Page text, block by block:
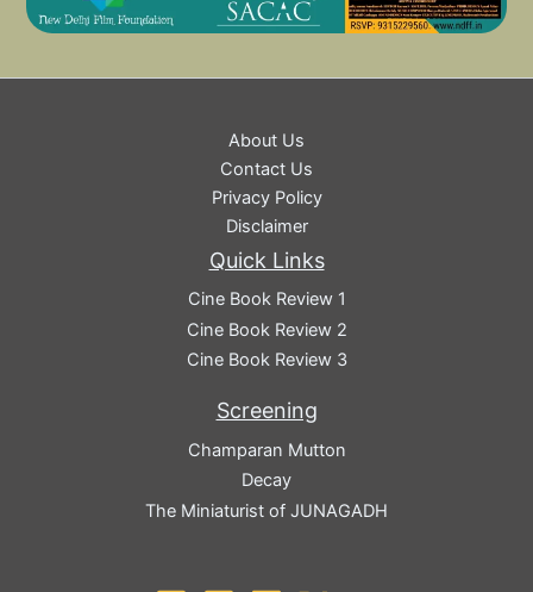
About Us
Contact Us
Privacy Policy
Disclaimer
Quick Links
Cine Book Review 1
Cine Book Review 2
Cine Book Review 3
Screening
Champaran Mutton
Decay
The Miniaturist of JUNAGADH